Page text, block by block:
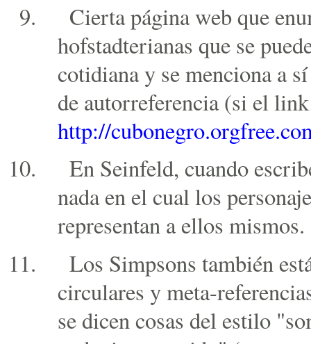
Cierta página web que
hofstadterianas que se
cotidiana y se menciona a
de autorreferencia (si el
http://
En Seinfeld, cuando
nada en el cual los
representan a ellos mismos.
Los Simpsons también
circulares y meta-
se dicen cosas del estilo